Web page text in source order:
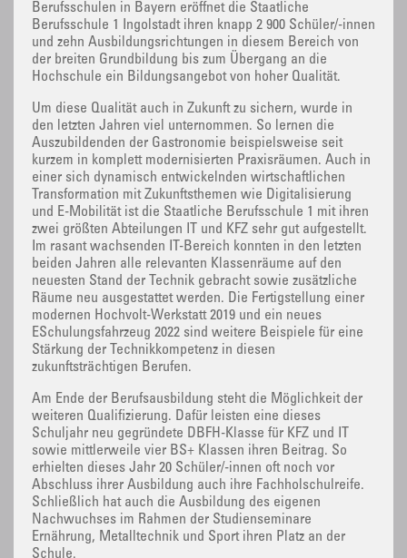
Berufsschulen in Bayern eröffnet die Staatliche
Berufsschule 1 Ingolstadt ihren knapp 2 900 Schüler/-innen
und zehn Ausbildungsrichtungen in diesem Bereich von
der breiten Grundbildung bis zum Übergang an die
Hochschule ein Bildungsangebot von hoher Qualität.
Um diese Qualität auch in Zukunft zu sichern, wurde in
den letzten Jahren viel unternommen. So lernen die
Auszubildenden der Gastronomie beispielsweise seit
kurzem in komplett modernisierten Praxisräumen. Auch in
einer sich dynamisch entwickelnden wirtschaftlichen
Transformation mit Zukunftsthemen wie Digitalisierung
und E-Mobilität ist die Staatliche Berufsschule 1 mit ihren
zwei größten Abteilungen IT und KFZ sehr gut aufgestellt.
Im rasant wachsenden IT-Bereich konnten in den letzten
beiden Jahren alle relevanten Klassenräume auf den
neuesten Stand der Technik gebracht sowie zusätzliche
Räume neu ausgestattet werden. Die Fertigstellung einer
modernen Hochvolt-Werkstatt 2019 und ein neues
ESchulungsfahrzeug 2022 sind weitere Beispiele für eine
Stärkung der Technikkompetenz in diesen
zukunftsträchtigen Berufen.
Am Ende der Berufsausbildung steht die Möglichkeit der
weiteren Qualifizierung. Dafür leisten eine dieses
Schuljahr neu gegründete DBFH-Klasse für KFZ und IT
sowie mittlerweile vier BS+ Klassen ihren Beitrag. So
erhielten dieses Jahr 20 Schüler/-innen oft noch vor
Abschluss ihrer Ausbildung auch ihre Fachholschulreife.
Schließlich hat auch die Ausbildung des eigenen
Nachwuchses im Rahmen der Studienseminare
Ernährung, Metalltechnik und Sport ihren Platz an der
Schule.